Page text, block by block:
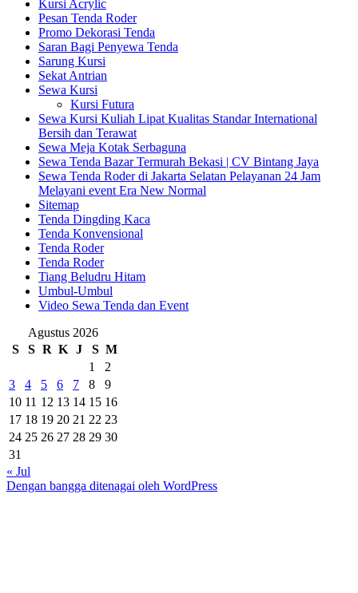
Kursi Acrylic
Pesan Tenda Roder
Promo Dekorasi Tenda
Saran Bagi Penyewa Tenda
Sarung Kursi
Sekat Antrian
Sewa Kursi
Kursi Futura
Sewa Kursi Kuliah Lipat Kualitas Standar International
Bersih dan Terawat
Sewa Meja Kotak Serbaguna
Sewa Tenda Bazar Termurah Bekasi | CV Bintang Jaya
Sewa Tenda Roder di Jakarta Selatan Pelayanan 24 Jam
Melayani event Era New Normal
Sitemap
Tenda Dingding Kaca
Tenda Konvensional
Tenda Roder
Tenda Roder
Tiang Beludru Hitam
Umbul-Umbul
Video Sewa Tenda dan Event
Agustus 2026
S
S R K J S M
1
2
3
4 5 6 7 8
9
10 11 12 13 14 15 16
17 18 19 20 21 22 23
24 25 26 27 28 29 30
31
« Jul
Dengan bangga ditenagai oleh WordPress